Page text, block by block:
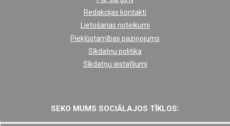
SEKO MUMS SOCIĀLAJOS TĪKLOS:
Redakcijas kontakti
Lietošanas noteikumi
Piekļūstamības paziņojums
Sīkdatņu politika
Sīkdatņu iestatījumi